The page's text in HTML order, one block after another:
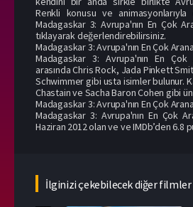
Renkli konusu ve animasyonlarıyla
Madagaskar 3: Avrupa'nın En Çok
tıklayarak değerlendirebilirsiniz.
Madagaskar 3: Avrupa'nın En Çok
Madagaskar 3: Avrupa'nın En Çok
arasında Chris Rock, Jada Pinkett
Schwimmer gibi usta isimler bulunur.
Chastain ve Sacha Baron Cohen gibi
Madagaskar 3: Avrupa'nın En Çok
Madagaskar 3: Avrupa'nın En Çok
Haziran 2012 olan ve ve IMDb’den 6.8
İlginizi çekebilecek diğer filmler